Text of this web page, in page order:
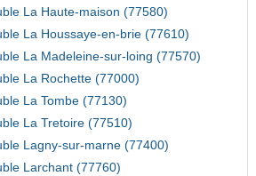
La Haute-maison (77580)
La Houssaye-en-brie (77610)
La Madeleine-sur-loing (77570)
La Rochette (77000)
La Tombe (77130)
La Tretoire (77510)
Lagny-sur-marne (77400)
Larchant (77760)